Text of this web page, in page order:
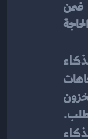
المستودعات، مما يقلل من الحاجة